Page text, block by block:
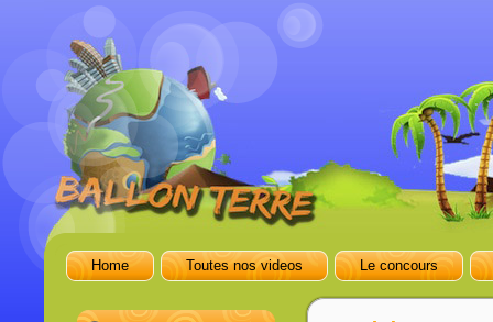
Home Toutes nos videos Le concours